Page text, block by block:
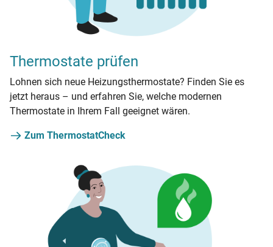
Thermostate prüfen
Lohnen sich neue Heizungsthermostate? Finden Sie es
jetzt heraus – und erfahren Sie, welche modernen
Thermostate in Ihrem Fall geeignet wären.
Zum ThermostatCheck